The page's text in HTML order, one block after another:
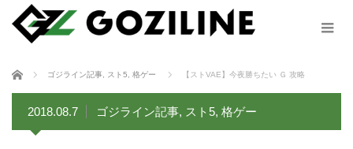
ホーム ゴジライン記事 スト5 格ゲー 【ストVAE】今夜勝ちたい Ｇ 攻略
2018.08.7 ゴジライン記事, スト5, 格ゲー